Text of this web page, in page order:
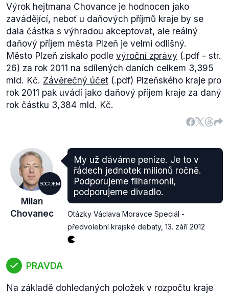
Výrok hejtmana Chovance je hodnocen jako
zavádějící, neboť u daňových příjmů kraje by se
dala částka s výhradou akceptovat, ale reálný
daňový příjem města Plzeň je velmi odlišný.
Město Plzeň získalo podle výroční zprávy (.pdf - str.
26) za rok 2011 na sdílených daních celkem 3,395
mld. Kč. Závěrečný účet (.pdf) Plzeňského kraje pro
rok 2011 pak uvádí jako daňový příjem kraje za daný
rok částku 3,384 mld. Kč.
SOCDEM
Milan
Chovanec
My už dáváme peníze. Je to v
řádech jednotek milionů ročně.
Podporujeme filharmonii,
podporujeme divadlo.
Otázky Václava Moravce Speciál -
předvolební krajské debaty, 13. září 2012
PRAVDA
Na základě dohledaných položek v rozpočtu kraje